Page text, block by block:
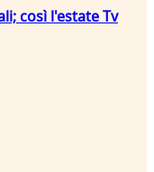
così l'estate Tv